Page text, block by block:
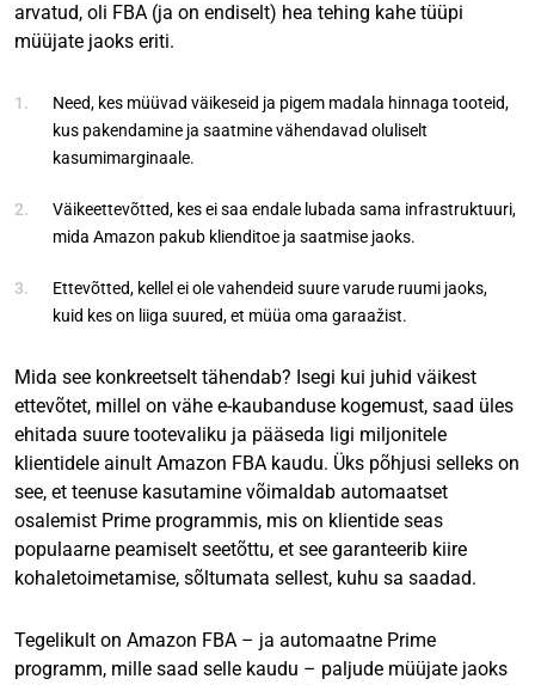
arvatud, oli FBA (ja on endiselt) hea tehing kahe tüüpi
müüjate jaoks eriti.
Need, kes müüvad väikeseid ja pigem madala hinnaga tooteid,
kus pakendamine ja saatmine vähendavad oluliselt
kasumimarginaale.
Väikeettevõtted, kes ei saa endale lubada sama infrastruktuuri,
mida Amazon pakub klienditoe ja saatmise jaoks.
Ettevõtted, kellel ei ole vahendeid suure varude ruumi jaoks,
kuid kes on liiga suured, et müüa oma garaažist.
Mida see konkreetselt tähendab? Isegi kui juhid väikest
ettevõtet, millel on vähe e-kaubanduse kogemust, saad üles
ehitada suure tootevaliku ja pääseda ligi miljonitele
klientidele ainult Amazon FBA kaudu. Üks põhjusi selleks on
see, et teenuse kasutamine võimaldab automaatset
osalemist Prime programmis, mis on klientide seas
populaarne peamiselt seetõttu, et see garanteerib kiire
kohaletoimetamise, sõltumata sellest, kuhu sa saadad.
Tegelikult on Amazon FBA – ja automaatne Prime
programm, mille saad selle kaudu – paljude müüjate jaoks